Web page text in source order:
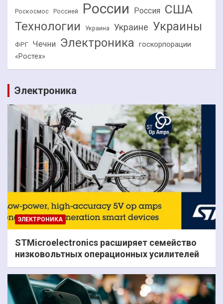
Роскосмос Россией России Россия США
Технологии Украина Украине Украины
ФРГ Чечни Электроника госкорпорации
«Ростех»
Электроника
ЭЛЕКТРОНИКА
STMicroelectronics расширяет семейство
низковольтных операционных усилителей